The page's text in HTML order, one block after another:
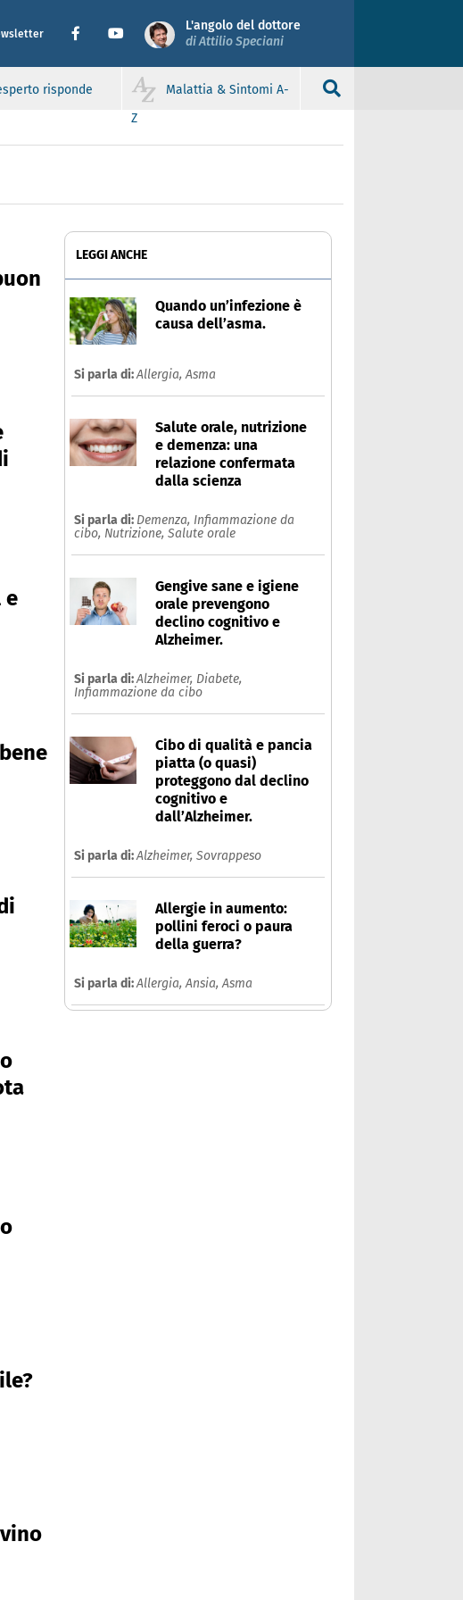
L'angolo del dottore
di Attilio Speciani
risponde
Malattia & Sintomi A-
Z
e
LEGGI ANCHE
Quando un’infezione è
causa dell’asma.
Si parla di:Allergia,Asma
Salute orale, nutrizione
e demenza: una
relazione confermata
dalla scienza
Si parla di: Demenza, Infiammazione da
cibo, Nutrizione, Salute orale
Gengive sane e igiene
orale prevengono
declino cognitivo e
Alzheimer.
Si parla di:Alzheimer, Diabete,
Infiammazione da cibo
Cibo di qualità e pancia
piatta (o quasi)
proteggono dal declino
cognitivo e
dall’Alzheimer.
Si parla di:Alzheimer, Sovrappeso
Allergie in aumento:
pollini feroci o paura
della guerra?
Si parla di:Allergia,Ansia,Asma